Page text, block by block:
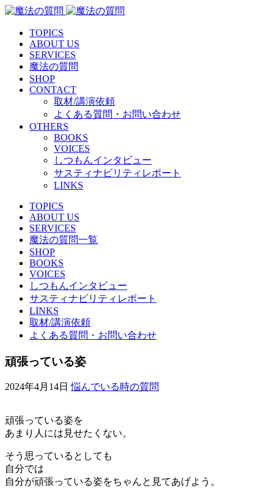
TOPICS
ABOUT US
SERVICES
魔法の質問
SHOP
CONTACT
取材/講演依頼
よくある質問・お問い合わせ
OTHERS
BOOKS
VOICES
しつもんインタビュー
サスティナビリティレポート
LINKS
TOPICS
ABOUT US
SERVICES
魔法の質問一覧
SHOP
BOOKS
VOICES
しつもんインタビュー
サスティナビリティレポート
LINKS
取材/講演依頼
よくある質問・お問い合わせ
頑張っている姿
2024年4月14日 悩んでいる時の質問
頑張っている姿を
あまり人には見せたくない。
そう思っているとしても
自分では
自分が頑張っている姿をちゃんと見てあげよう。